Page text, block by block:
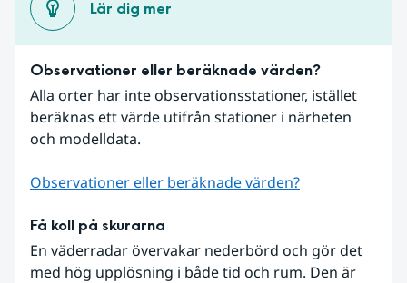
Lär dig mer
Observationer eller beräknade värden?
Alla orter har inte observationsstationer, istället
beräknas ett värde utifrån stationer i närheten
och modelldata.
Observationer eller beräknade värden?
Få koll på skurarna
En väderradar övervakar nederbörd och gör det
med hög upplösning i både tid och rum. Den är